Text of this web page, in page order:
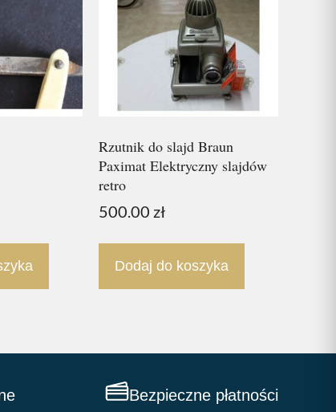
Rzutnik do slajd Braun
Paximat Elektryczny slajdów
retro
500.00 zł
Dodaj do koszyka
Bezpieczne płatności